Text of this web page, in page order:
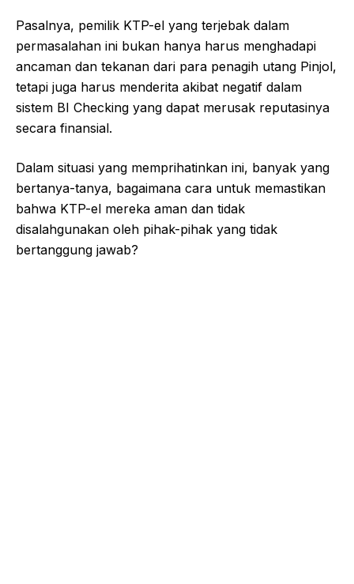
Pasalnya, pemilik KTP-el yang terjebak dalam
permasalahan ini bukan hanya harus menghadapi
ancaman dan tekanan dari para penagih utang Pinjol,
tetapi juga harus menderita akibat negatif dalam
sistem BI Checking yang dapat merusak reputasinya
secara finansial.
Dalam situasi yang memprihatinkan ini, banyak yang
bertanya-tanya, bagaimana cara untuk memastikan
bahwa KTP-el mereka aman dan tidak
disalahgunakan oleh pihak-pihak yang tidak
bertanggung jawab?